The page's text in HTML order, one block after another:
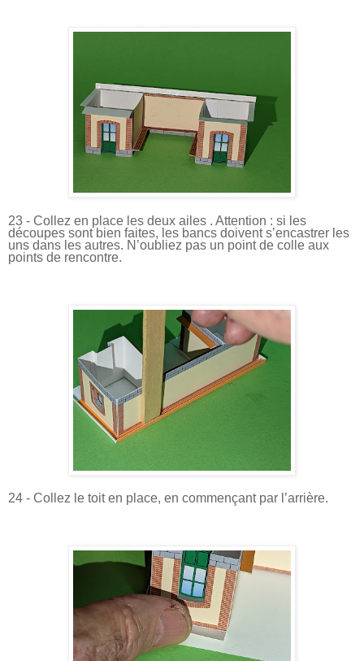
23 - Collez en place les deux ailes . Attention : si les
découpes sont bien faites, les bancs doivent s’encastrer les
uns dans les autres. N’oubliez pas un point de colle aux
points de rencontre.
24 - Collez le toit en place, en commençant par l’arrière.